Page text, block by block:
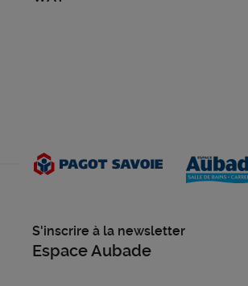
S'inscrire à la newsletter
Espace Aubade